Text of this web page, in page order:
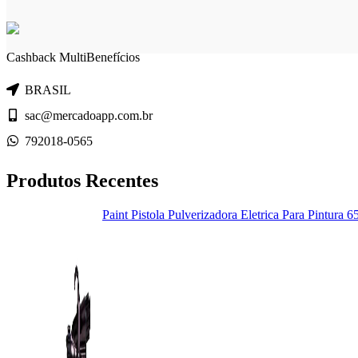
Cashback MultiBenefícios
BRASIL
sac@mercadoapp.com.br
792018-0565
Produtos Recentes
Paint Pistola Pulverizadora Eletrica Para Pintura